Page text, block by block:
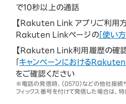
で10秒以上の通話
【Rakuten Link アプリご利用方
Rakuten Linkページの「使い方」
【Rakuten Link利用履歴の確認
「キャンペーンにおける
をご確認ください
※電話の発信時、（0570）などの他社接続
フィックス番号を付けて発信した場合は、